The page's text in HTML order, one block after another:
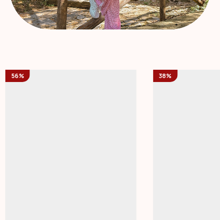
56% 38%